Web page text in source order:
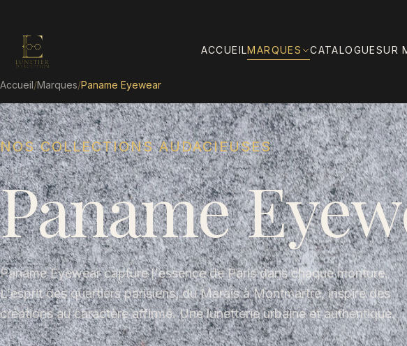
ACCUEILMARQUES CATALOGUESUR
Accueil/Marques/Paname Eyewear
NOS COLLECTIONS AUDACIEUSES
Paname
Paname Eyewear capture l'essence de Paris dans chaque monture.
L'esprit des quartiers parisiens, du Marais à Montmartre, inspire des
créations au caractère affirmé. Une lunetterie urbaine et authentique.